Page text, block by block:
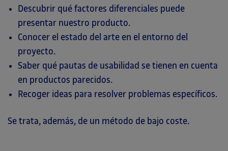
Descubrir qué factores diferenciales puede
presentar nuestro producto.
Conocer el estado del arte en el entorno del
proyecto.
Saber qué pautas de usabilidad se tienen en cuenta
en productos parecidos.
Recoger ideas para resolver problemas específicos.
Se trata, además, de un método de bajo coste.